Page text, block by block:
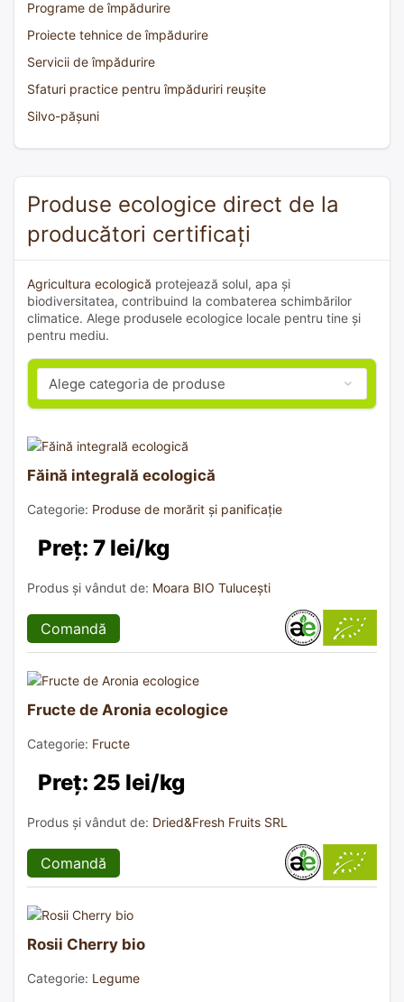
Programe de împădurire
Proiecte tehnice de împădurire
Servicii de împădurire
Sfaturi practice pentru împăduriri reușite
Silvo-pășuni
Produse ecologice direct de la
producători certificați
Agricultura ecologică protejează solul, apa și
biodiversitatea, contribuind la combaterea schimbărilor
climatice. Alege produsele ecologice locale pentru tine și
pentru mediu.
Făină integrală ecologică
Categorie: Produse de morărit și panificație
Preț: 7 lei/kg
Produs și vândut de: Moara BIO Tulucești
Comandă
Fructe de Aronia ecologice
Categorie: Fructe
Preț: 25 lei/kg
Produs și vândut de: Dried&Fresh Fruits SRL
Comandă
Rosii Cherry bio
Categorie: Legume